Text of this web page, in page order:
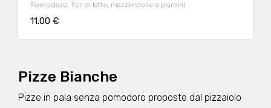
Pomodoro, fior di latte, mazzancolle e porcini
11.00 €
Pizze Bianche
Pizze in pala senza pomodoro proposte dal pizzaiolo